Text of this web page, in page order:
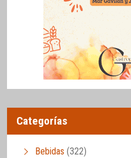
Categorías
Bebidas (322)